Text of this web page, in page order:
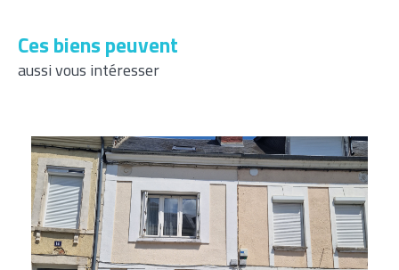
Ces biens peuvent
aussi vous intéresser